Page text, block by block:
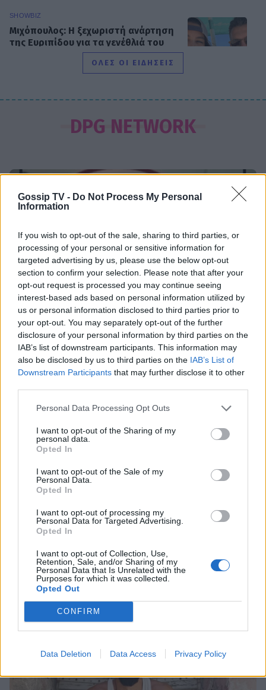
Gossip TV - Do Not Process My Personal
Information
If you wish to opt-out of the sale, sharing to third parties, or
processing of your personal or sensitive information for
targeted advertising by us, please use the below opt-out
section to confirm your selection. Please note that after your
opt-out request is processed you may continue seeing
interest-based ads based on personal information utilized by
us or personal information disclosed to third parties prior to
your opt-out. You may separately opt-out of the further
disclosure of your personal information by third parties on the
IAB’s list of downstream participants. This information may
also be disclosed by us to third parties on the IAB’s List of
Downstream Participants that may further disclose it to other
Personal Data Processing Opt Outs
I want to opt-out of the Sharing of my
personal data.
Opted In
I want to opt-out of the Sale of my
Personal Data.
Opted In
I want to opt-out of processing my
Personal Data for Targeted Advertising.
Opted In
I want to opt-out of Collection, Use,
Retention, Sale, and/or Sharing of my
Personal Data that Is Unrelated with the
Purposes for which it was collected.
Opted Out
CONFIRM
Data Deletion Data Access Privacy Policy
SHOWBIZ
Μιχόπουλος: Η ξεχωριστή ανάρτηση
της Ευριπίδου για τα γενέθλιά του
είναι γεμάτη κοινές στιγμές τους
Συγκλονίζει η δημοσιογράφος
Ιωάννα Κουλούρη: Αναγκάστηκαν να
SHOWBIZ
Κίμωλος όπως όνειρο! Το ειδυλλιακό
Μαραβέγια μέσα από εικονές
ALPHA: ΡΙΦΙΦΙ του Σωτήρη
Τσαφούλια σε Α’ τηλεοπτική
προβολή - Η επίσημη ανακοίνωση
MEDIA
Δημητριάδη
«Με ζύγισες ρε φίλε» - H
«πληρωμένη» απάντηση της
Πετρογιάννη σε follower μετά από
σχόλιο
Απασφάλισε ο Δάντης: «Τολμάω να
το πω γιατί έχω μεγαλώσει πια. Δεν
με ενδιαφέρει αν με παρεξηγήσουν»
Η Ρούλα Κορομηλά μαγνητίζει τα
βλέμματα με το elegant chic look
της
ΟΛΕΣ ΟΙ ΕΙΔΗΣΕΙΣ
DPG NETWORK
Σέρρες: «Δεν ήταν μόνο η ταχύτητα» – Η ανάλυση
πραγματογνώμονα για το σφοδρό δυστύχημα
Οι παικταράδες που δεν έγιναν ποτέ οι θρύλοι που
περιμέναμε